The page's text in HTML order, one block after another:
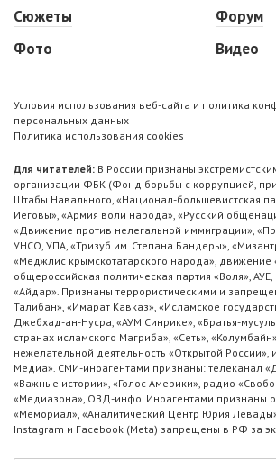
Сюжеты
Фото
Форум
Видео
Условия использования веб-сайта и политика
персональных данных
Политика использования cookies
Для читателей: В России признаны
организации ФБК (Фонд борьбы с коррупцией,
Штабы Навального, «Национал-большевистская
Иеговы», «Армия воли народа», «Русский
«Движение против нелегальной иммиграции»,
УНСО, УПА, «Тризуб им. Степана Бандеры»,
«Меджлис крымскотатарского народа», движение
общероссийская политическая партия «Воля»,
«Айдар». Признаны террористическими и
Талибан», «Имарат Кавказ», «Исламское
Джебхад-ан-Нусра, «АУМ Синрике», «Братья-
странах исламского Магриба», «Сеть»,
нежелательной деятельность «Открытой России»,
Медиа». СМИ-иноагентами признаны: телеканал
«Важные истории», «Голос Америки», радио
«Медиазона», ОВД-инфо. Иноагентами признаны
«Мемориал», «Аналитический Центр Юрия
Instagram и Facebook (Metа) запрещены в РФ за